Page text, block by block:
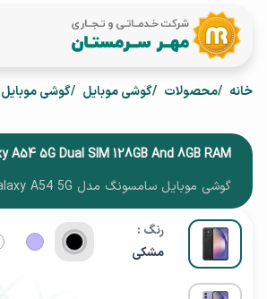
خانه محصولات گوشی موبایل گوشی
A54 5G Dual SIM 128GB And 8GB RAM
گوشی موبایل سامسونگ مدل Galaxy A54 5G ظرفیت 128 گیگابایت و رم 8 گیگابایت
رنگ :
مشکی